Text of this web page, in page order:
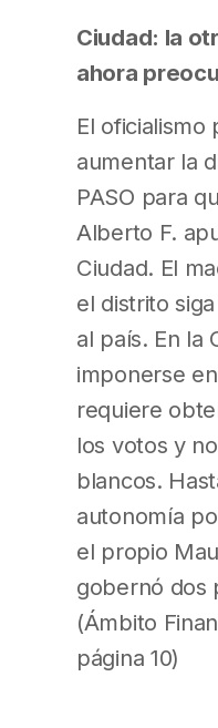
Ciudad: la
ahora
El
aumentar la
PASO para
Alberto F.
Ciudad. El
el distrito
al país. En la
imponerse
requiere
los votos y
blancos.
autonomía
el propio
gobernó dos
(Ámbito
página 10)